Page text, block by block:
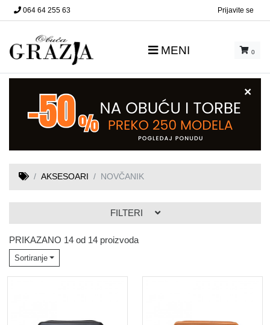
064 64 255 63 Prijavite se
MENI 0
×
AKSESOARI NOVČANIK
FILTERI
PRIKAZANO 14 od 14 proizvoda
Sortiranje